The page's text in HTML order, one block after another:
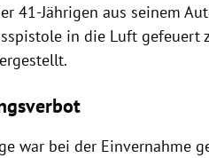
41-Jährigen aus seinem
in die Luft gefeuert
war bei der Einvernahme